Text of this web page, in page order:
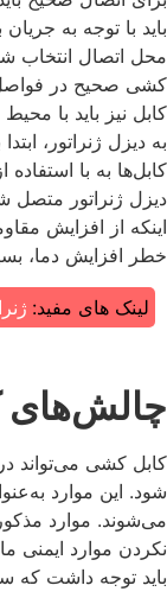
باید با توجه به
محل اتصال انتخاب
کشی صحیح در فواصل
کابل نیز باید با
به دیزل ژنراتور،
کابل‌ها به با
دیزل ژنراتور متصل
اینکه از افزایش
خطر افزایش دما،
لینک های مفید:
چالش‌های
کابل‌ کشی می‌تواند
شود. این موارد
می‌شوند. موارد
نکردن موارد ایمنی
باید توجه داشت که